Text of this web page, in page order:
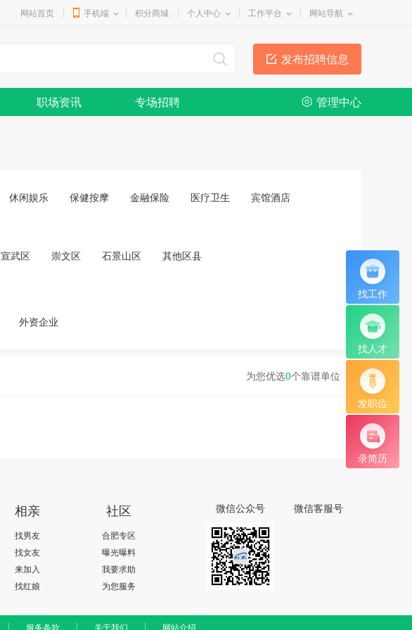
网站首页 手机端 积分商城 个人中心 工作平台 网站导航
发布招聘信息
职场资讯 专场招聘 管理中心
找工作
找人才
发职位
录简历
休闲娱乐 保健按摩 金融保险 医疗卫生
宾馆酒店
宣武区 崇文区 石景山区 其他区县
外资企业
为您优选0个靠谱单位
相亲
找男友
找女友
来加入
找红娘
社区
合肥专区
曝光曝料
我要求助
为您服务
微信公众号 微信客服号
服务条款 关于我们 网站介绍